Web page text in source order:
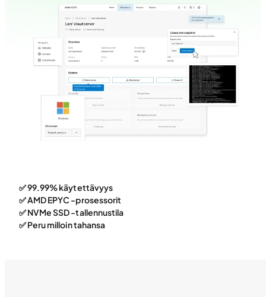
✅ 99.99% käytettävyys
✅ AMD EPYC -prosessorit
✅ NVMe SSD -tallennustila
✅ Peru milloin tahansa